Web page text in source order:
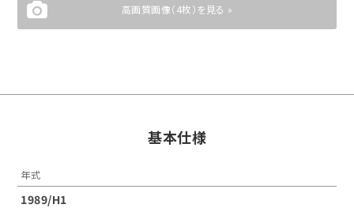
高画質画像（4枚）を見る »
基本仕様
年式
1989/H1